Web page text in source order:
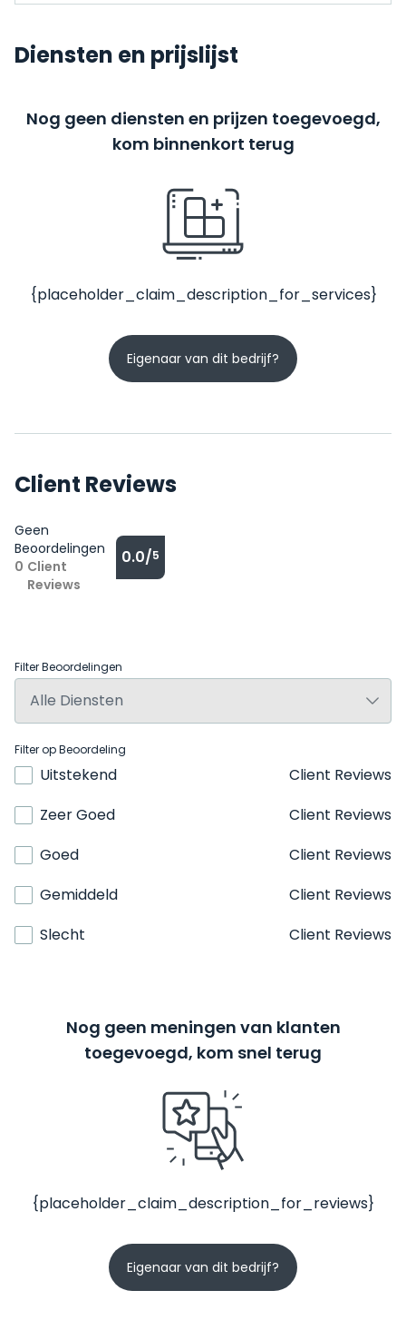
Diensten en prijslijst
Nog geen diensten en prijzen toegevoegd,
kom binnenkort terug
{placeholder_claim_description_for_services}
Eigenaar van dit bedrijf?
Client Reviews
Geen
Beoordelingen
0 Client
Reviews
0.0/5
Filter Beoordelingen
Filter op Beoordeling
Uitstekend
Client Reviews
Zeer Goed
Client Reviews
Goed
Client Reviews
Gemiddeld
Client Reviews
Slecht
Client Reviews
Nog geen meningen van klanten
toegevoegd, kom snel terug
{placeholder_claim_description_for_reviews}
Eigenaar van dit bedrijf?